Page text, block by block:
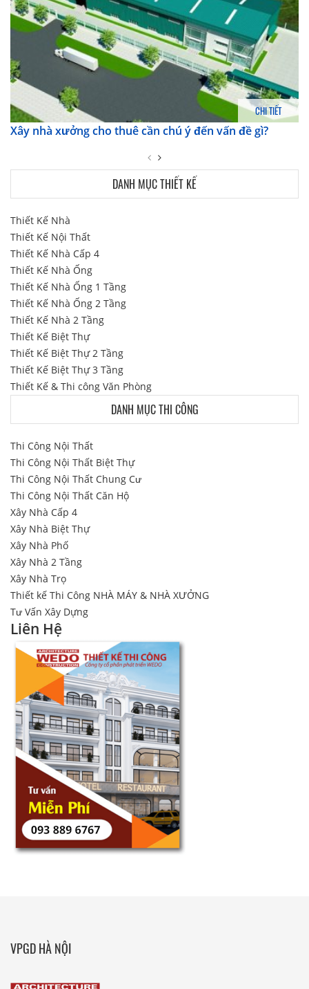
CHI TIẾT
Xây nhà xưởng cho thuê cần chú ý đến vấn đề gì?
DANH MỤC THIẾT KẾ
Thiết Kế Nhà
Thiết Kế Nội Thất
Thiết Kế Nhà Cấp 4
Thiết Kế Nhà Ống
Thiết Kế Nhà Ống 1 Tầng
Thiết Kế Nhà Ống 2 Tầng
Thiết Kế Nhà 2 Tầng
Thiết Kế Biệt Thự
Thiết Kế Biệt Thự 2 Tầng
Thiết Kế Biệt Thự 3 Tầng
Thiết Kế & Thi công Văn Phòng
DANH MỤC THI CÔNG
Thi Công Nội Thất
Thi Công Nội Thất Biệt Thự
Thi Công Nội Thất Chung Cư
Thi Công Nội Thất Căn Hộ
Xây Nhà Cấp 4
Xây Nhà Biệt Thự
Xây Nhà Phố
Xây Nhà 2 Tầng
Xây Nhà Trọ
Thiết kế Thi Công NHÀ MÁY & NHÀ XƯỞNG
Tư Vấn Xây Dựng
Liên Hệ
VPGD HÀ NỘI